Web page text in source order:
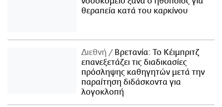
θεραπεία κατά του καρκίνου
Διεθνή
Βρετανία: Το Κέιμπριτζ
επανεξετάζει τις διαδικασίες
πρόσληψης καθηγητών μετά την
παραίτηση διδάσκοντα για
λογοκλοπή